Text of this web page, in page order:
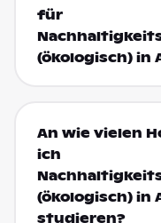
für
(ökologisch) in
An wie vielen
ich
(ökologisch) in
studieren?